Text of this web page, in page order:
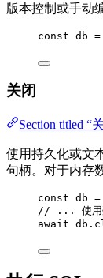
版本控制或手动
const db =
关闭
Section titled “
使用持久化或文
句柄。对于内存
const db =
// ... 使用
await db .